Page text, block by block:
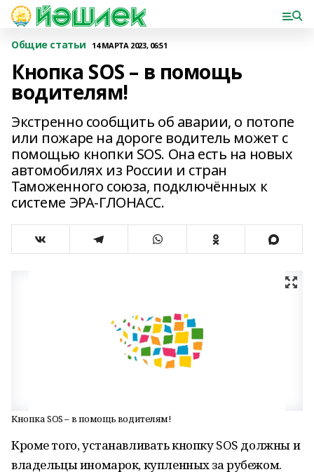
Общие статьи 14 МАРТА 2023, 06:51
Кнопка SOS – в помощь
водителям!
Экстренно сообщить об аварии, о потопе
или пожаре на дороге водитель может с
помощью кнопки SOS. Она есть на новых
автомобилях из России и стран
Таможенного союза, подключённых к
системе ЭРА-ГЛОНАСС.
Кнопка SOS – в помощь водителям!
Кроме того, устанавливать кнопку SOS должны и
владельцы иномарок, купленных за рубежом.